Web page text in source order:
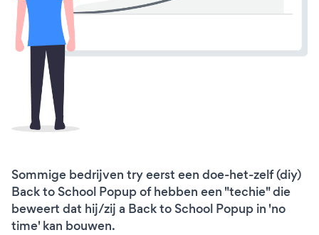
Sommige bedrijven try eerst een doe-het-zelf (diy)
Back to School Popup of hebben een "techie" die
beweert dat hij/zij a Back to School Popup in 'no
time' kan bouwen.